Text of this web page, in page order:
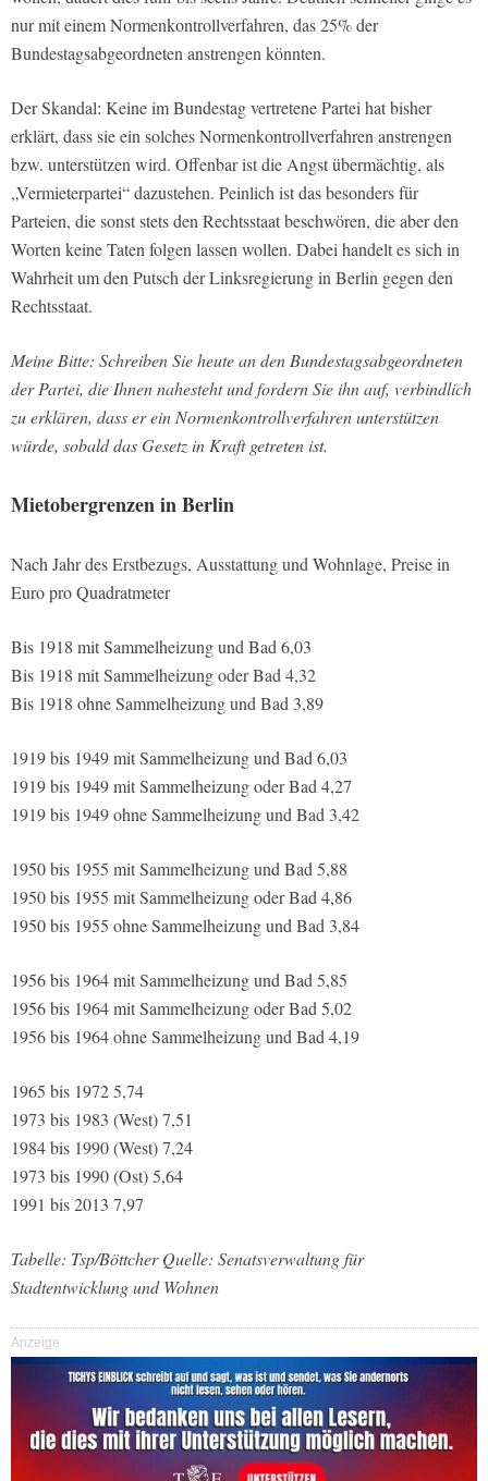
nur mit einem Normenkontrollverfahren, das 25% der
Bundestagsabgeordneten anstrengen könnten.
Der Skandal: Keine im Bundestag vertretene Partei hat bisher
erklärt, dass sie ein solches Normenkontrollverfahren anstrengen
bzw. unterstützen wird. Offenbar ist die Angst übermächtig, als
„Vermieterpartei“ dazustehen. Peinlich ist das besonders für
Parteien, die sonst stets den Rechtsstaat beschwören, die aber den
Worten keine Taten folgen lassen wollen. Dabei handelt es sich in
Wahrheit um den Putsch der Linksregierung in Berlin gegen den
Rechtsstaat.
Meine Bitte: Schreiben Sie heute an den Bundestagsabgeordneten
der Partei, die Ihnen nahesteht und fordern Sie ihn auf, verbindlich
zu erklären, dass er ein Normenkontrollverfahren unterstützen
würde, sobald das Gesetz in Kraft getreten ist.
Mietobergrenzen in Berlin
Nach Jahr des Erstbezugs, Ausstattung und Wohnlage, Preise in
Euro pro Quadratmeter
Bis 1918 mit Sammelheizung und Bad 6,03
Bis 1918 mit Sammelheizung oder Bad 4,32
Bis 1918 ohne Sammelheizung und Bad 3,89
1919 bis 1949 mit Sammelheizung und Bad 6,03
1919 bis 1949 mit Sammelheizung oder Bad 4,27
1919 bis 1949 ohne Sammelheizung und Bad 3,42
1950 bis 1955 mit Sammelheizung und Bad 5,88
1950 bis 1955 mit Sammelheizung oder Bad 4,86
1950 bis 1955 ohne Sammelheizung und Bad 3,84
1956 bis 1964 mit Sammelheizung und Bad 5,85
1956 bis 1964 mit Sammelheizung oder Bad 5,02
1956 bis 1964 ohne Sammelheizung und Bad 4,19
1965 bis 1972 5,74
1973 bis 1983 (West) 7,51
1984 bis 1990 (West) 7,24
1973 bis 1990 (Ost) 5,64
1991 bis 2013 7,97
Tabelle: Tsp/Böttcher Quelle: Senatsverwaltung für
Stadtentwicklung und Wohnen
Anzeige